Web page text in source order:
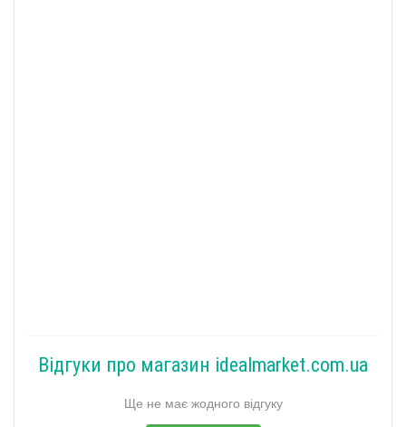
Відгуки про магазин idealmarket.com.ua
Ще не має жодного відгуку